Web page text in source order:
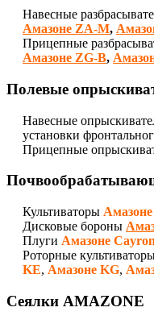
Навесные
Амазоне ZA-M,
Прицепные
Амазоне ZG-B,
Полевые
Навесные
установки
Прицепные
Культиваторы
Дисковые бороны
Плуги Амазоне Cayron
Роторные
KE, Амазоне KG,
Сеялки AMAZONE